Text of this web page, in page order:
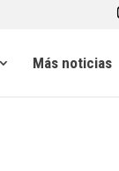
Más noticias